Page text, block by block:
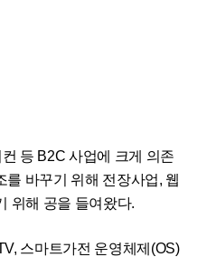
등 B2C 사업에 크게 의존
바꾸기 위해 전장사업, 웹
위해 공을 들여왔다.
스마트가전 운영체제(OS)